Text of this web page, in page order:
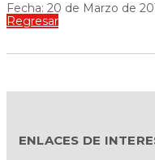
Fecha: 20 de Marzo de
Regresar
ENLACES DE